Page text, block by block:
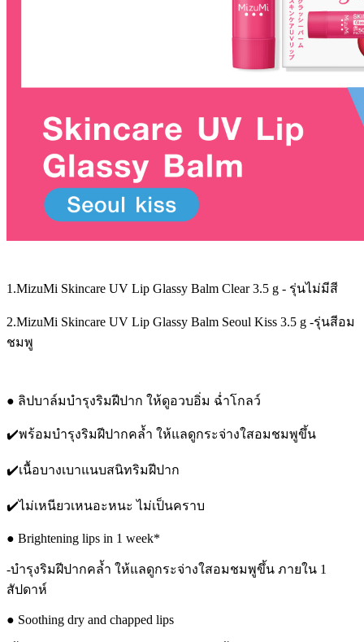
1.MizuMi Skincare UV Lip Glassy Balm Clear 3.5 g - รุ่นไม่มีสี
2.MizuMi Skincare UV Lip Glassy Balm Seoul Kiss 3.5 g -รุ่นสีอม
ชมพู
● ลิปบาล์มบำรุงริมฝีปาก ให้ดูอวบอิ่ม ฉ่ำโกลว์
✔️พร้อมบำรุงริมฝีปากคล้ำ ให้แลดูกระจ่างใสอมชมพูขึ้น
✔️เนื้อบางเบาแนบสนิทริมฝีปาก
✔️ไม่เหนียวเหนอะหนะ ไม่เป็นคราบ
● Brightening lips in 1 week*
-บำรุงริมฝีปากคล้ำ ให้แลดูกระจ่างใสอมชมพูขึ้น ภายใน 1
สัปดาห์
● Soothing dry and chapped lips